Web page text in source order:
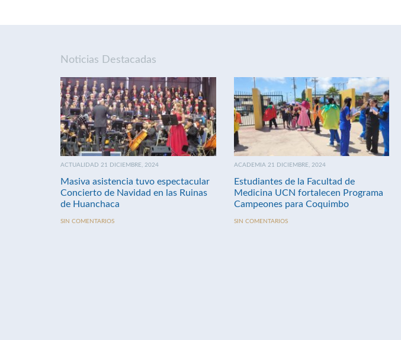
Noticias Destacadas
ACTUALIDAD 21 DICIEMBRE, 2024
Masiva asistencia tuvo espectacular
Concierto de Navidad en las Ruinas
de Huanchaca
SIN COMENTARIOS
ACADEMIA 21 DICIEMBRE, 2024
Estudiantes de la Facultad de
Medicina UCN fortalecen Programa
Campeones para Coquimbo
SIN COMENTARIOS